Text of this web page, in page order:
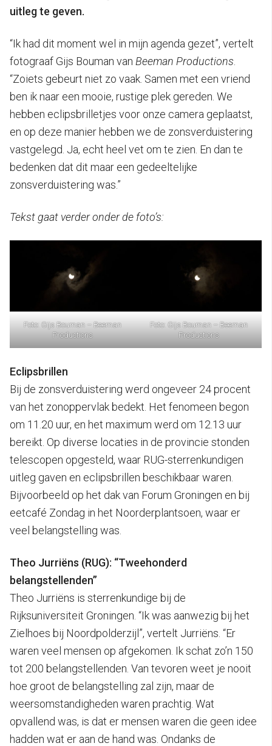
uitleg te geven.
“Ik had dit moment wel in mijn agenda gezet”, vertelt
fotograaf Gijs Bouman van Beeman Productions
“Zoiets gebeurt niet zo vaak. Samen met een vriend
ben ik naar een mooie, rustige plek gereden. We
hebben eclipsbrilletjes voor onze camera geplaatst,
en op deze manier hebben we de zonsverduistering
vastgelegd. Ja, echt heel vet om te zien. En dan te
bedenken dat dit maar een gedeeltelijke
zonsverduistering was.”
Tekst gaat verder onder de foto’s:
Foto: Gijs Bouman – Beeman
Productions
Foto: Gijs Bouman – Beeman
Productions
Eclipsbrillen
Bij de zonsverduistering werd ongeveer 24 procent
van het zonoppervlak bedekt. Het fenomeen begon
om 11.20 uur, en het maximum werd om 12.13 uur
bereikt. Op diverse locaties in de provincie stonden
telescopen opgesteld, waar RUG-sterrenkundigen
uitleg gaven en eclipsbrillen beschikbaar waren.
Bijvoorbeeld op het dak van Forum Groningen en bij
eetcafé Zondag in het Noorderplantsoen, waar er
veel belangstelling was.
Theo Jurriëns (RUG): “Tweehonderd
belangstellenden”
Theo Jurriëns is sterrenkundige bij de
Rijksuniversiteit Groningen. “Ik was aanwezig bij het
Zielhoes bij Noordpolderzijl”, vertelt Jurriëns. “Er
waren veel mensen op afgekomen. Ik schat zo’n 150
tot 200 belangstellenden. Van tevoren weet je nooit
hoe groot de belangstelling zal zijn, maar de
weersomstandigheden waren prachtig. Wat
opvallend was, is dat er mensen waren die geen idee
hadden wat er aan de hand was. Ondanks de